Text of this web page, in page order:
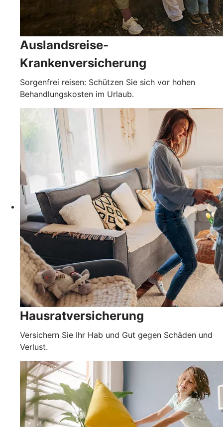
Auslandsreise-
Krankenversicherung
Sorgenfrei reisen: Schützen Sie sich vor hohen
Behandlungskosten im Urlaub.
Hausratversicherung
Versichern Sie Ihr Hab und Gut gegen Schäden und
Verlust.